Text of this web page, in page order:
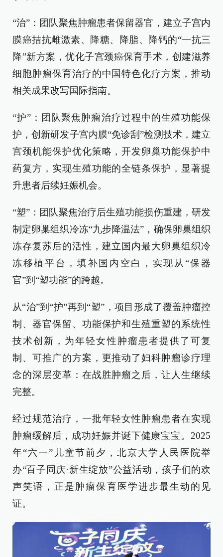
“治”：团队聚焦肿瘤患者保留器官，建立子宫内
膜癌拮抗雌激素、降糖、降脂、降钙的“一抗三
降”新方案，优化子宫颈癌保育手术，创建滋养
细胞肿瘤保育治疗的中国特色化疗方案，推动
相关成果改写国际指南。
“护”：团队聚焦肿瘤治疗过程中的生殖功能保
护，创新研发子宫内膜“免诊刮”检测技术，建立
宫颈机能保护优化策略，开发卵巢功能保护中
药复方，实现生殖功能的全链条保护，显著提
升患者后续妊娠机会。
“塑”：团队聚焦治疗后生殖功能损伤重建，研发
制定卵巢组织冷冻“九步降温法”，确保卵巢组织
冻存复苏后的活性，建立国内最大卵巢组织冷
冻移植平台，填补国内空白，实现从“保器
官”到“塑功能”的跨越。
从“治”到“护”再到“塑”，项目形成了覆盖肿瘤控
制、器官保留、功能保护和生殖重塑的系统性
技术创新，为年轻女性肿瘤患者提供了可复
制、可推广的方案，更推动了妇科肿瘤诊疗理
念的深层变革：在战胜肿瘤之后，让人生继续
完整。
经过规范治疗，一批年轻女性肿瘤患者在实现
肿瘤缓解后，成功妊娠并诞下健康宝宝。2025
年“六一”儿童节前夕，北京大学人民医院举
办“百子同庆·新生绽放”公益活动，孩子们的欢
声笑语，正是肿瘤保育医学进步最生动的见
证。